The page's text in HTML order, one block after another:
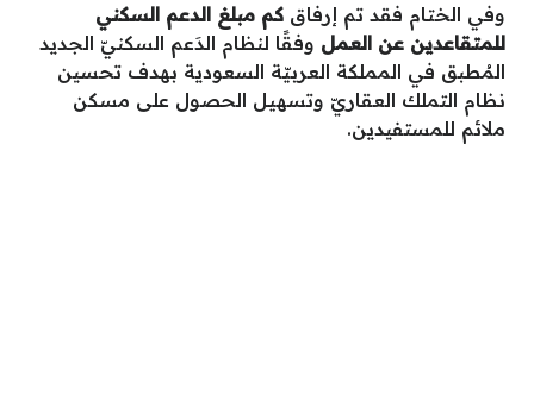
وفي الختام فقد تم إرفاق كم مبلغ الدعم السكني
للمتقاعدين عن العمل وفقًا لنظام الدَعم السكنيّ الجديد
المُطبق في المملكة العربيّة السعودية بهدف تحسين
نظام التملك العقاريّ وتسهيل الحصول على مسكن
ملائم للمستفيدين.